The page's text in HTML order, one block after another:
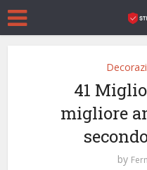
41
migliore
by